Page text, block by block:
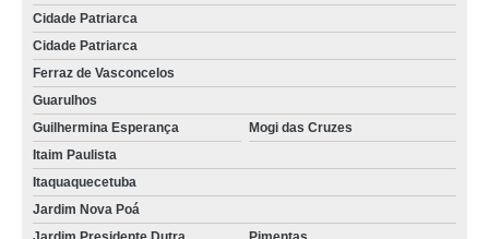
concretagem de pilares Carandiru
onde encontrar concretagem contrapiso Mooca
concretagem de pilares valor Artur Alvim
concretagem convencional valor Tatuapé
concretagem de laje preço Alto do Pari
concretagem de laje Parque São Rafael
Cidade Patriarca
Cidade Patriarca
Ferraz de Vasconcelos
Guarulhos
Guilhermina Esperança
Mogi das Cruzes
Itaim Paulista
Itaquaquecetuba
Jardim Nova Poá